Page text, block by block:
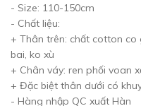
- Size: 110-150cm
- Chất liệu:
+ Thân trên: chất cotton
bai, ko xù
+ Chân váy: ren phối voan
+ Đặc biệt thân dưới có
- Hàng nhập QC xuất Hàn